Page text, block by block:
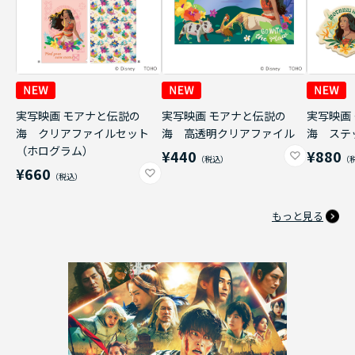
実写映画 モアナと伝説の
海 クリアファイルセット
（ホログラム）
¥660
実写映画 モアナと伝説の
海 高透明クリアファイル
¥440
実写映画
海 ステ
¥880
もっと見る